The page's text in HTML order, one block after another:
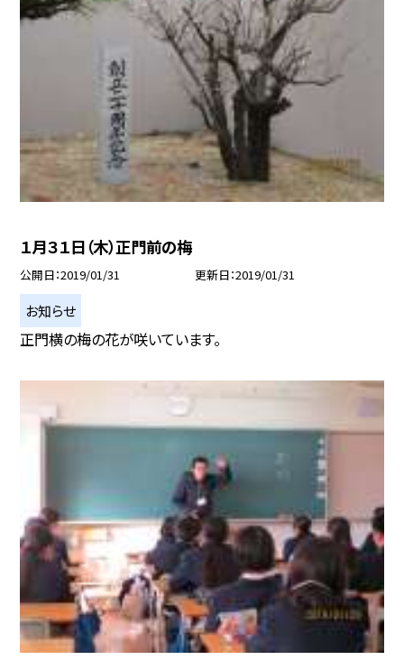
１月３１日（木）正門前の梅
公開日 2019/01/31 更新日 2019/01/31
お知らせ
正門横の梅の花が咲いています。